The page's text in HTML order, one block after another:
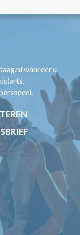
wanneer u